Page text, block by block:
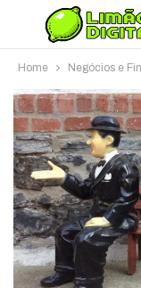
Home Negócios e